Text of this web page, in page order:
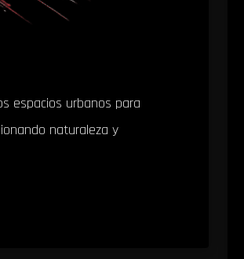
espacios urbanos para
naturaleza y